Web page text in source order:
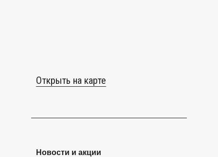
Открыть на карте
Новости и акции